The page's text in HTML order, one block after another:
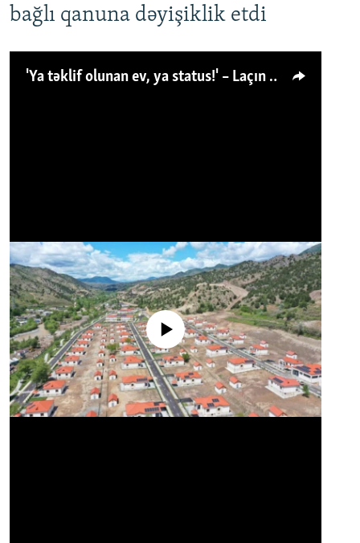
bağlı qanuna dəyişiklik etdi
'Ya təklif olunan ev, ya status!' – Laçın köçkünü: 'Laçından başqa heç hara!'
No media source currently available